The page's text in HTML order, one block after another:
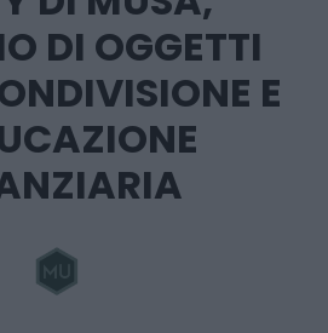
DI OGGETTI
E